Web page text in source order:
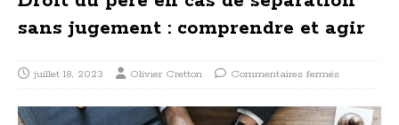
sans jugement : comprendre et agir
juillet 18, 2023 Olivier Cretton Commentaires fermés